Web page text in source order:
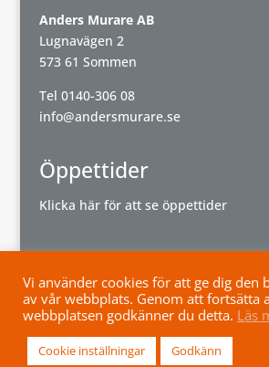
Anders Murare AB
Lugnavägen 2
573 61 Sommen
Tel 0140-306 08
info@andersmurare.se
Öppettider
Klicka här för att se öppettider
Powered byWisest
Vi använder cookies för att ge dig den
av vår webbplats. Genom att fortsätta
webbplatsen godkänner du detta. Läs
Cookie inställningar Godkänn